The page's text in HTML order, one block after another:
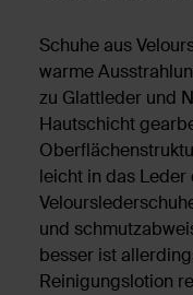
Schuhe aus
warme
zu Glattleder und
Hautschicht
leicht in das
und
besser ist
Reinigungslotion